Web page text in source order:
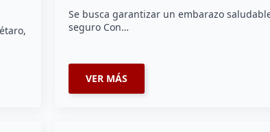
Se busca garantizar un embarazo
seguro Con…
VER MÁS